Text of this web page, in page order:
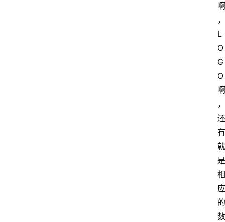
啊
，
L
O
G
O
啊
，
还
有
就
是
相
应
的
数